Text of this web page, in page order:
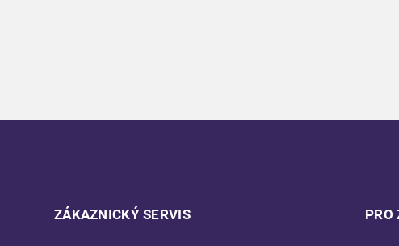
ZÁKAZNICKÝ SERVIS PRO